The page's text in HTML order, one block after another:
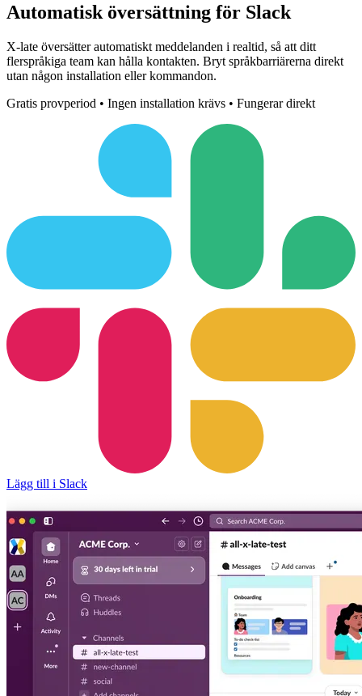
Automatisk översättning för Slack
X-late översätter automatiskt meddelanden i realtid, så att ditt
flerspråkiga team kan hålla kontakten. Bryt språkbarriärerna direkt
utan någon installation eller kommandon.
Gratis provperiod • Ingen installation krävs • Fungerar direkt
Lägg till i Slack